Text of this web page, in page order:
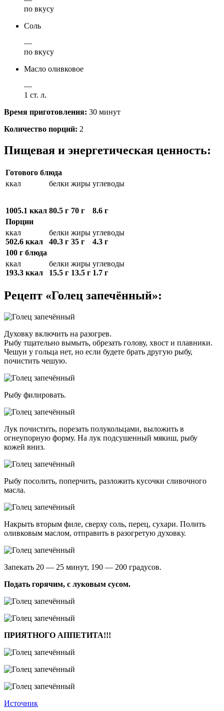
по вкусу
Соль
—
по вкусу
Масло оливковое
—
1 ст. л.
Время приготовления: 30 минут
Количество порций: 2
Пищевая и энергетическая ценность:
Готового блюда
ккал
1005.1 ккал
белки
80.5 г
жиры
70 г
углеводы
8.6 г
Порции
ккал
502.6 ккал
белки
40.3 г
жиры
35 г
углеводы
4.3 г
100 г блюда
ккал
193.3 ккал
белки
15.5 г
жиры
13.5 г
углеводы
1.7 г
Рецепт «Голец запечённый»:
Духовку включить на разогрев.
Рыбу тщательно вымыть, обрезать голову, хвост и плавники.
Чешуи у гольца нет, но если будете брать другую рыбу,
почистить чешую.
Рыбу филировать.
Лук почистить, порезать полукольцами, выложить в
огнеупорную форму. На лук подсушенный мякиш, рыбу
кожей вниз.
Рыбу посолить, поперчить, разложить кусочки сливочного
масла.
Накрыть вторым филе, сверху соль, перец, сухари. Полить
оливковым маслом, отправить в разогретую духовку.
Запекать 20 — 25 минут, 190 — 200 градусов.
Подать горячим, с луковым сусом.
ПРИЯТНОГО АППЕТИТА!!!
Источник